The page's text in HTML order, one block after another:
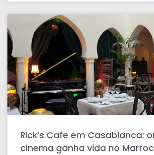
Rick’s Cafe em Casablanca:
cinema ganha vida no